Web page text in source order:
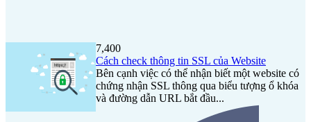
7,400
Cách check thông tin SSL của Website
Bên cạnh việc có thể nhận biết một website có
chứng nhận SSL thông qua biểu tượng ổ khóa
và đường dẫn URL bắt đầu...